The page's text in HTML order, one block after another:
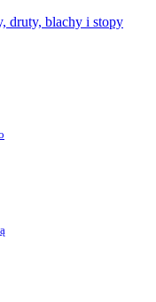
druty, blachy i stopy